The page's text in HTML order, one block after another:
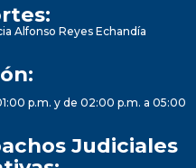
Alfonso Reyes Echandía
p.m. y de 02:00 p.m. a 05:00
Judiciales